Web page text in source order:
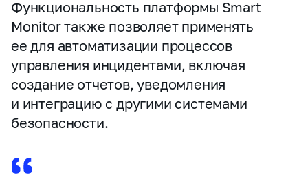
Функциональность платформы Smart
Monitor также позволяет применять
ее для автоматизации процессов
управления инцидентами, включая
создание отчетов, уведомления
и интеграцию с другими системами
безопасности.